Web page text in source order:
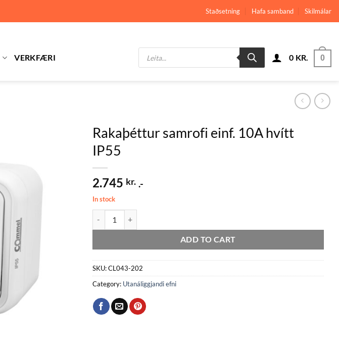
Staðsetning Hafa samband Skilmálar
VERKFÆRI
Products
search
0 KR. 0
Rakaþéttur samrofi einf. 10A hvítt
IP55
2.745 kr. .-
In stock
ADD TO CART
SKU:CL043-202
Category: Utanáliggjandi efni